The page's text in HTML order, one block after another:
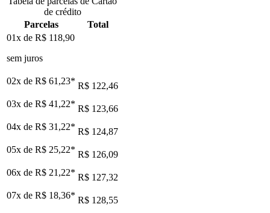
de crédito
Parcelas
Total
01x de R$ 118,90
sem juros
02x de R$ 61,23* R$ 122,46
03x de R$ 41,22* R$ 123,66
04x de R$ 31,22* R$ 124,87
05x de R$ 25,22* R$ 126,09
06x de R$ 21,22* R$ 127,32
07x de R$ 18,36* R$ 128,55